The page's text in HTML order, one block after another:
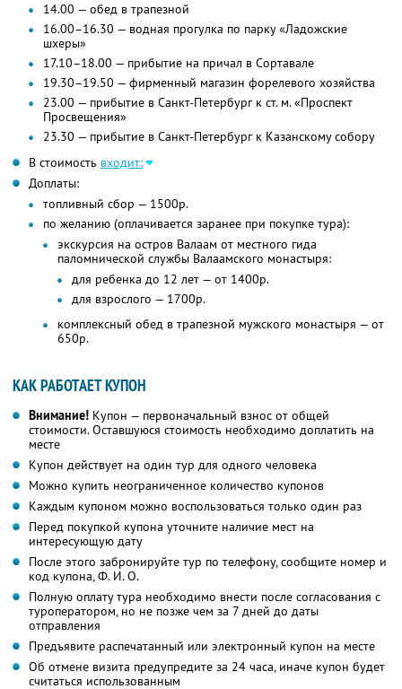
14.00 — обед в трапезной
16.00–16.30 — водная прогулка по парку «Ладожские
шхеры»
17.10–18.00 — прибытие на причал в Сортавале
19.30–19.50 — фирменный магазин форелевого хозяйства
23.00 — прибытие в Санкт-Петербург к ст. м. «Проспект
Просвещения»
23.30 — прибытие в Санкт-Петербург к Казанскому собору
В стоимость входит:
Доплаты:
топливный сбор — 1500р.
по желанию (оплачивается заранее при покупке тура):
экскурсия на остров Валаам от местного гида
паломнической службы Валаамского монастыря:
для ребенка до 12 лет — от 1400р.
для взрослого — 1700р.
комплексный обед в трапезной мужского монастыря — от
650р.
КАК РАБОТАЕТ КУПОН
Внимание! Купон — первоначальный взнос от общей
стоимости. Оставшуюся стоимость необходимо доплатить на
месте
Купон действует на один тур для одного человека
Можно купить неограниченное количество купонов
Каждым купоном можно воспользоваться только один раз
Перед покупкой купона уточните наличие мест на
интересующую дату
После этого забронируйте тур по телефону, сообщите номер и
код купона,Ф. И. О.
Полную оплату тура необходимо внести после согласования с
туроператором, но не позже чем за 7 дней до даты
отправления
Предъявите распечатанный или электронный купон на месте
Об отмене визита предупредите за 24 часа, иначе купон будет
считаться использованным